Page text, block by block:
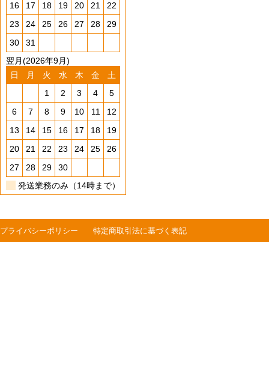
16
17 18 19 20 21
22
23
24 25 26 27 28
29
30
31
翌月(2026年9月)
日
月 火 水 木 金
土
1
2 3 4
5
6
7 8 9 10 11
12
13
14 15 16 17 18
19
20
21 22 23 24 25
26
27
28 29
30
発送業務のみ（14時まで）
プライバシーポリシー 特定商取引法に基づく表記